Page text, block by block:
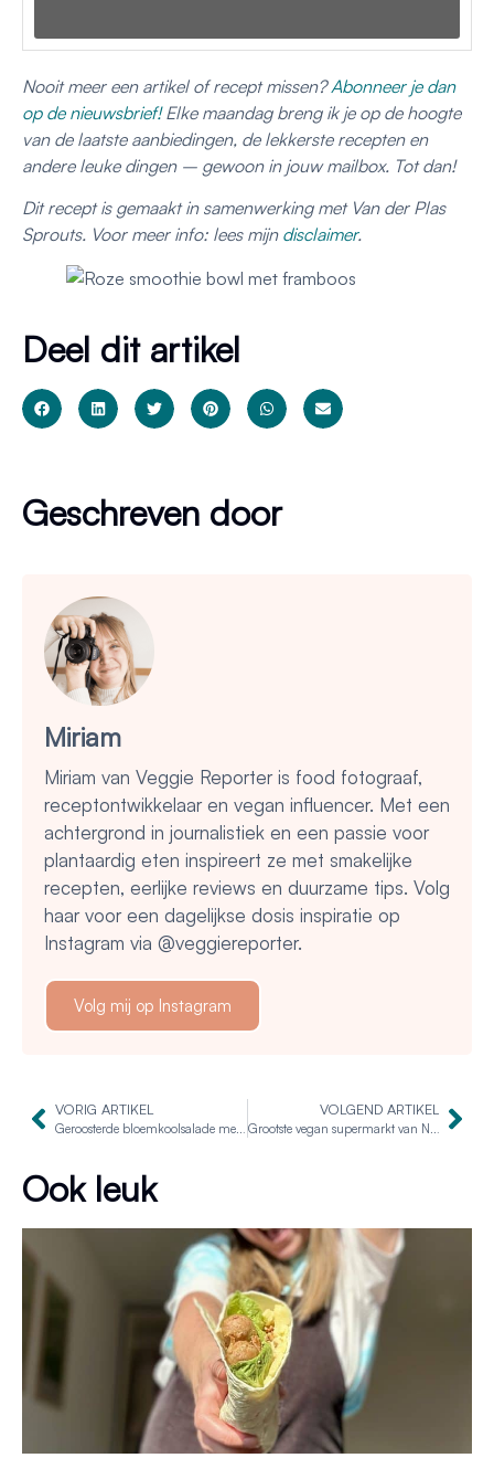
Nooit meer een artikel of recept missen?Abonneer je dan
op de nieuwsbrief!Elke maandag breng ik je op de hoogte
van de laatste aanbiedingen, de lekkerste recepten en
andere leuke dingen – gewoon in jouw mailbox. Tot dan!
Dit recept is gemaakt in samenwerking met Van der Plas
Sprouts. Voor meer info: lees mijn disclaimer.
Deel dit artikel
Geschreven door
Miriam
Miriam van Veggie Reporter is food fotograaf,
receptontwikkelaar en vegan influencer. Met een
achtergrond in journalistiek en een passie voor
plantaardig eten inspireert ze met smakelijke
recepten, eerlijke reviews en duurzame tips. Volg
haar voor een dagelijkse dosis inspiratie op
Instagram via @veggiereporter.
Volg mij op Instagram
VORIG ARTIKEL
Geroosterde bloemkoolsalade met kipstuckjes
VOLGEND ARTIKEL
Grootste vegan supermarkt van Nederland opent in Arnhem
Ook leuk